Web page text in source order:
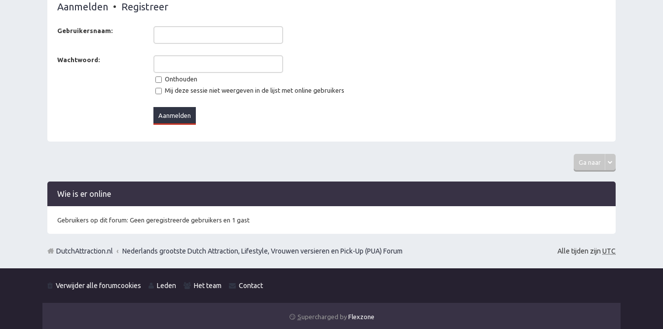
Aanmelden • Registreer
Gebruikersnaam:
Wachtwoord:
Onthouden
Mij deze sessie niet weergeven in de lijst met online gebruikers
Ga naar
Wie is er online
Gebruikers op dit forum: Geen geregistreerde gebruikers en 1 gast
Alle tijden zijn UTC
DutchAttraction.nl Nederlands grootste Dutch Attraction, Lifestyle, Vrouwen versieren en Pick-Up (PUA) Forum
Verwijder alle forumcookies Leden Het team Contact
😏 Supercharged by Flexzone